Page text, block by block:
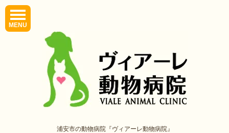
MENU
浦安市の動物病院『ヴィアーレ動物病院』